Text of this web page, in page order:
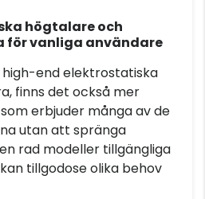
högtalare och
för vanliga användare
end elektrostatiska
finns det också mer
erbjuder många av de
utan att spränga
rad modeller tillgängliga
tillgodose olika behov